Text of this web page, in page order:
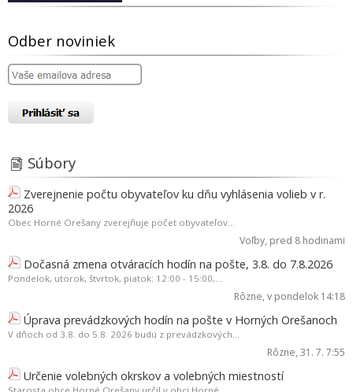
Odber noviniek
Súbory
Zverejnenie počtu obyvateľov ku dňu vyhlásenia volieb v r.
2026
Obec Horné Orešany zverejňuje počet obyvateľov...
Voľby, pred 8 hodinami
Dočasná zmena otváracích hodín na pošte, 3.8. do 7.8.2026
Pondelok, utorok, štvrtok, piatok: 12:00 - 15:00,...
Rôzne, v pondelok 14:18
Úprava prevádzkových hodín na pošte v Horných Orešanoch
V dňoch od 3.8. do 5.8. 2026 budú z prevádzkových...
Rôzne, 31. 7. 7:55
Určenie volebných okrskov a volebných miestností